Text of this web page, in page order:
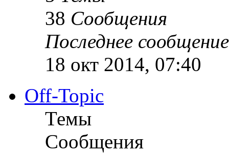
38 Сообщения
Последнее сообщение
18 окт 2014, 07:40
Off-Topic
Темы
Сообщения